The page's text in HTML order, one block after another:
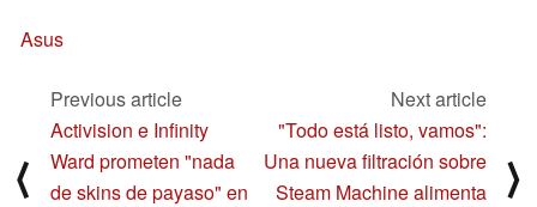
Asus
⟨
Previous article
Activision e Infinity
Ward prometen "nada
de skins de payaso" en
Next article
"Todo está listo, vamos":
Una nueva filtración sobre
Steam Machine alimenta
⟩